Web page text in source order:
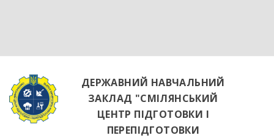
висококваліфікованих майбутніх фахівцях. […]
ДЕРЖАВНИЙ НАВЧАЛЬНИЙ
ЗАКЛАД "СМІЛЯНСЬКИЙ
ЦЕНТР ПІДГОТОВКИ І
ПЕРЕПІДГОТОВКИ